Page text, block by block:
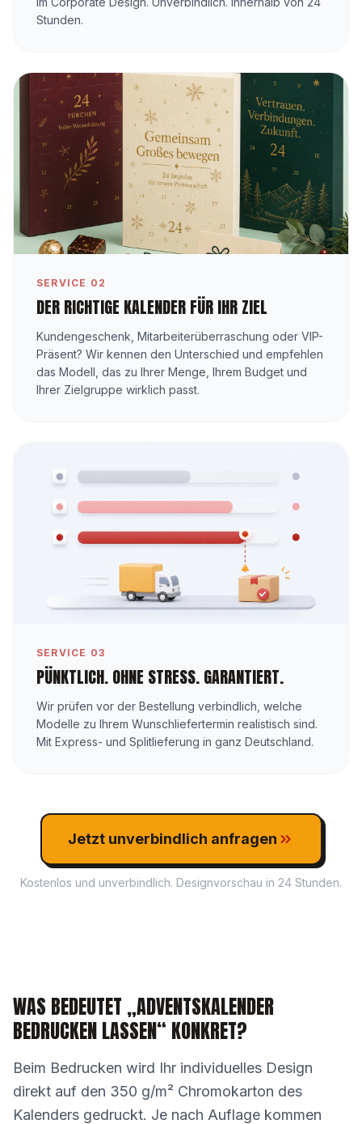
Stunden.
SERVICE 02
DER RICHTIGE KALENDER FÜR IHR ZIEL
Kundengeschenk, Mitarbeiterüberraschung oder VIP-
Präsent? Wir kennen den Unterschied und empfehlen
das Modell, das zu Ihrer Menge, Ihrem Budget und
Ihrer Zielgruppe wirklich passt.
SERVICE 03
PÜNKTLICH. OHNE STRESS. GARANTIERT.
Wir prüfen vor der Bestellung verbindlich, welche
Modelle zu Ihrem Wunschliefertermin realistisch sind.
Mit Express- und Splitlieferung in ganz Deutschland.
Jetzt unverbindlich anfragen
Kostenlos und unverbindlich. Designvorschau in 24 Stunden.
WAS BEDEUTET „ADVENTSKALENDER
BEDRUCKEN LASSEN“ KONKRET?
Beim Bedrucken wird Ihr individuelles Design
direkt auf den 350 g/m² Chromokarton des
Kalenders gedruckt. Je nach Auflage kommen